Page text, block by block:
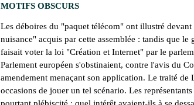
MOTIFS OBSCURS
Les déboires du "paquet télécom" ont illustré
nuisance" acquis par cette assemblée : tandis que le
faisait voter la loi "Création et Internet" par le
Parlement européen s'obstinaient, contre l'avis du
amendement menaçant son application. Le traité
occasions de jouer un tel scénario. Les
pourtant plébiscité ; quel intérêt avaient-ils à se